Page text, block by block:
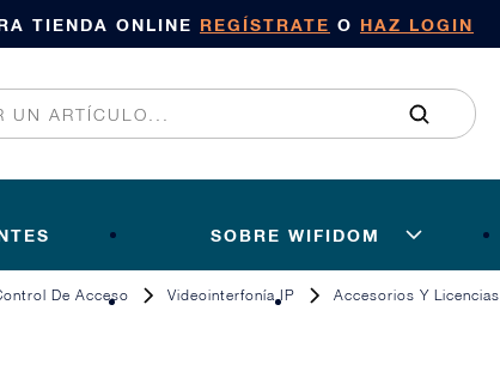
TIENDA ONLINE REGÍSTRATE O HAZ LOGIN
SOBRE WIFIDOM
De Acceso Videointerfonía IP Accesorios Y Licencias